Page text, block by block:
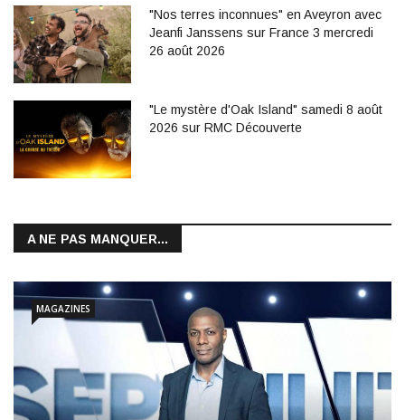
"Nos terres inconnues" en Aveyron avec
Jeanfi Janssens sur France 3 mercredi
26 août 2026
"Le mystère d'Oak Island" samedi 8 août
2026 sur RMC Découverte
A NE PAS MANQUER...
MAGAZINES